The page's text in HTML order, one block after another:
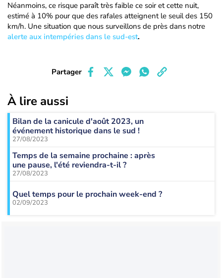
Néanmoins, ce risque paraît très faible ce soir et cette nuit,
estimé à 10% pour que des rafales atteignent le seuil des 150
km/h. Une situation que nous surveillons de près dans notre
alerte aux intempéries dans le sud-est.
Partager
À lire aussi
Bilan de la canicule d'août 2023, un
événement historique dans le sud !
27/08/2023
Temps de la semaine prochaine : après
une pause, l'été reviendra-t-il ?
27/08/2023
Quel temps pour le prochain week-end ?
02/09/2023